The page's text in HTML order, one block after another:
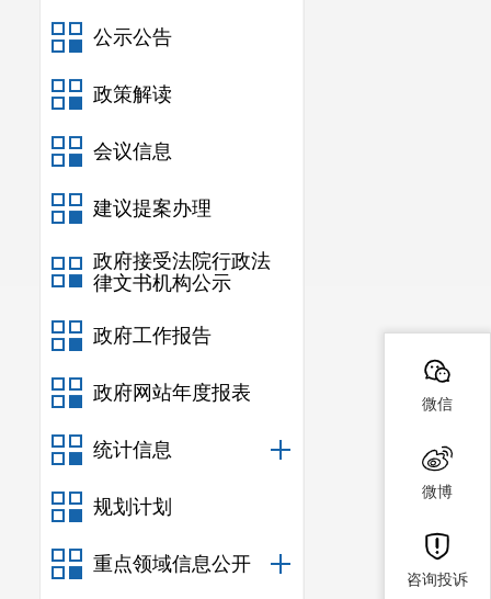
公示公告
政策解读
会议信息
建议提案办理
政府接受法院行政法
律文书机构公示
政府工作报告
政府网站年度报表
统计信息
规划计划
重点领域信息公开
微信
微博
咨询投诉